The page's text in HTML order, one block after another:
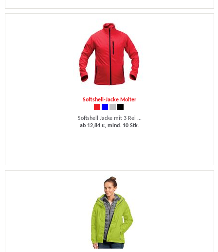
Softshell-Jacke Molter
Softshell Jacke mit 3 Rei ...
ab 12,84 €, mind. 10 Stk.